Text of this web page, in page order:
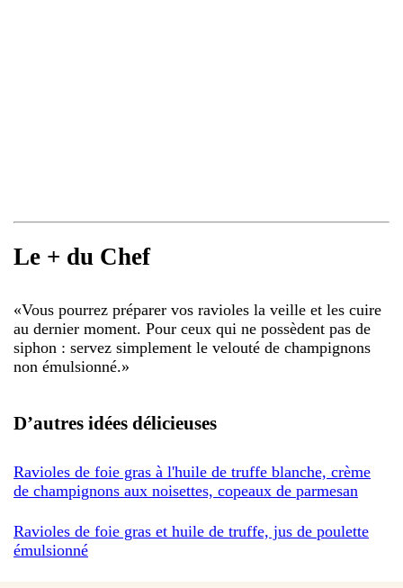
Le + du Chef
«Vous pourrez préparer vos ravioles la veille et les cuire
au dernier moment. Pour ceux qui ne possèdent pas de
siphon : servez simplement le velouté de champignons
non émulsionné.»
D’autres idées délicieuses
Ravioles de foie gras à l'huile de truffe blanche, crème
de champignons aux noisettes, copeaux de parmesan
Ravioles de foie gras et huile de truffe, jus de poulette
émulsionné